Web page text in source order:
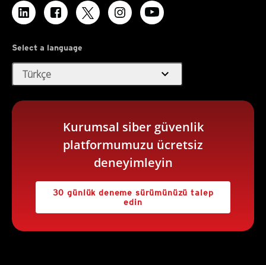
Select a language
Türkçe expand_more
Kurumsal siber güvenlik
platformumuzu ücretsiz
deneyimleyin
30 günlük deneme sürümünüzü talep
edin